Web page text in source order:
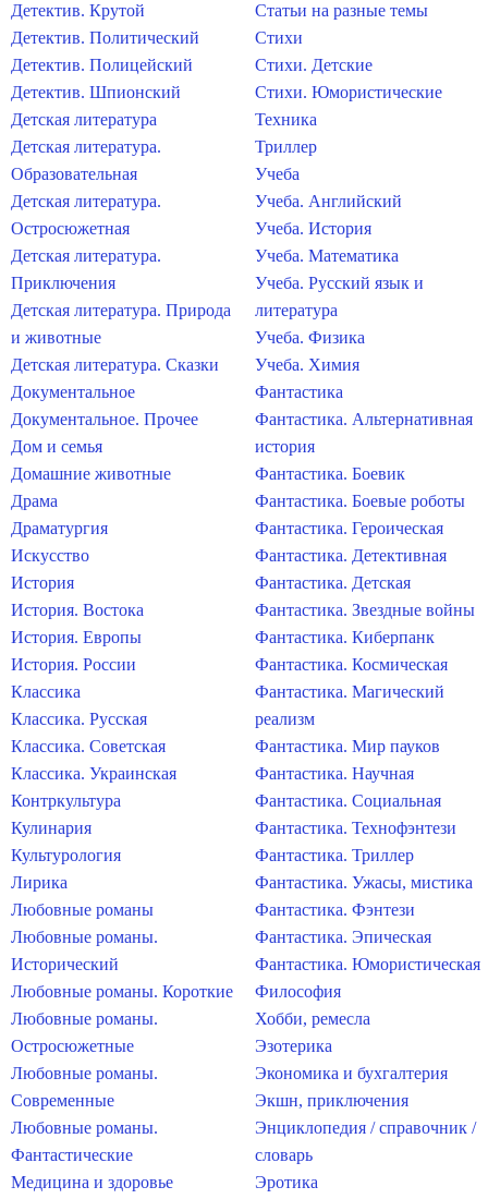
Детектив. Крутой
Детектив. Политический
Детектив. Полицейский
Детектив. Шпионский
Детская литература
Детская литература.
Образовательная
Детская литература.
Остросюжетная
Детская литература.
Приключения
Детская литература. Природа
и животные
Детская литература. Сказки
Документальное
Документальное. Прочее
Дом и семья
Домашние животные
Драма
Драматургия
Искусство
История
История. Востока
История. Европы
История. России
Классика
Классика. Русская
Классика. Советская
Классика. Украинская
Контркультура
Кулинария
Культурология
Лирика
Любовные романы
Любовные романы.
Исторический
Любовные романы. Короткие
Любовные романы.
Остросюжетные
Любовные романы.
Современные
Любовные романы.
Фантастические
Медицина и здоровье
Статьи на разные темы
Стихи
Стихи. Детские
Стихи. Юмористические
Техника
Триллер
Учеба
Учеба. Английский
Учеба. История
Учеба. Математика
Учеба. Русский язык и
литература
Учеба. Физика
Учеба. Химия
Фантастика
Фантастика. Альтернативная
история
Фантастика. Боевик
Фантастика. Боевые роботы
Фантастика. Героическая
Фантастика. Детективная
Фантастика. Детская
Фантастика. Звездные войны
Фантастика. Киберпанк
Фантастика. Космическая
Фантастика. Магический
реализм
Фантастика. Мир пауков
Фантастика. Научная
Фантастика. Социальная
Фантастика. Технофэнтези
Фантастика. Триллер
Фантастика. Ужасы, мистика
Фантастика. Фэнтези
Фантастика. Эпическая
Фантастика. Юмористическая
Философия
Хобби, ремесла
Эзотерика
Экономика и бухгалтерия
Экшн, приключения
Энциклопедия / справочник /
словарь
Эротика